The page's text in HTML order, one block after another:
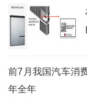
前7月我国汽车消
年全年